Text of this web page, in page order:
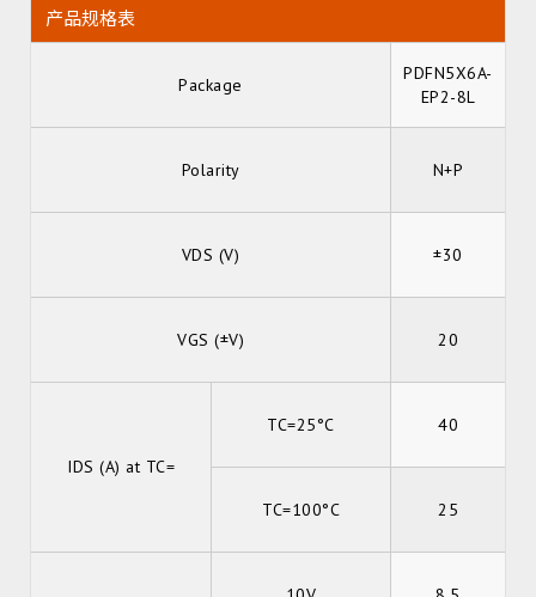
产品规格表
Package
PDFN5X6A-
EP2-8L
Polarity N+P
VDS (V) ±30
VGS (±V) 20
IDS (A) at TC=
TC=25°C 40
TC=100°C 25